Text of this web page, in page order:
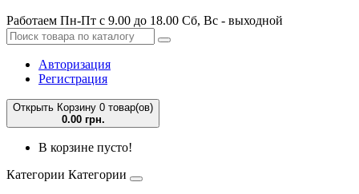
Работаем Пн-Пт с 9.00 до 18.00 Сб, Вс - выходной
Авторизация
Регистрация
Открыть Корзину 0 товар(ов)
0.00 грн.
В корзине пусто!
Категории Категории